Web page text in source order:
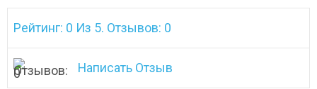
Рейтинг: 0 Из 5. Отзывов: 0
Написать Отзыв